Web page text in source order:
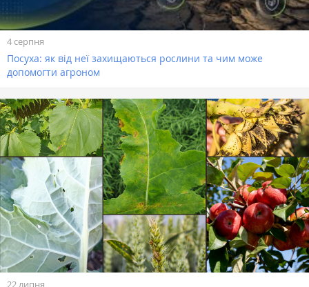
4 серпня
Посуха: як від неї захищаються рослини та чим може
допомогти агроном
22 липня